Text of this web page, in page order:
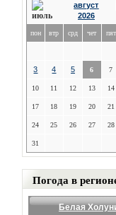
август
2026
пон втр срд чет пят
3 4 5 6 7
10 11 12 13 14
17 18 19 20 21
24 25 26 27 28
31
Погода в
Белая